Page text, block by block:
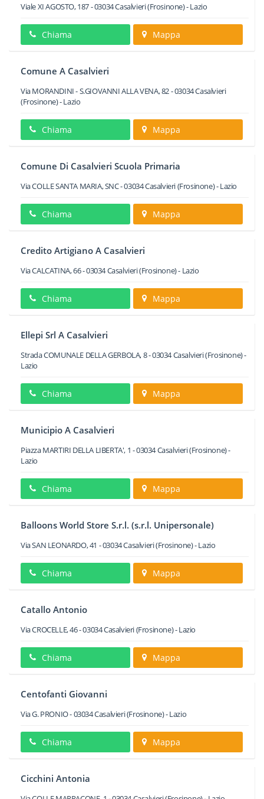
Viale XI AGOSTO, 187-03034Casalvieri(Frosinone) -Lazio
Chiama Mappa
Comune A Casalvieri
Via MORANDINI - S.GIOVANNI ALLA VENA, 82-03034Casalvieri
(Frosinone) -Lazio
Chiama Mappa
Comune Di Casalvieri Scuola Primaria
Via COLLE SANTA MARIA, SNC-03034Casalvieri(Frosinone) -Lazio
Chiama Mappa
Credito Artigiano A Casalvieri
Via CALCATINA, 66-03034Casalvieri(Frosinone) - Lazio
Chiama Mappa
Ellepi Srl A Casalvieri
Strada COMUNALE DELLA GERBOLA, 8-03034Casalvieri(Frosinone) -
Lazio
Chiama Mappa
Municipio A Casalvieri
Piazza MARTIRI DELLA LIBERTA', 1 -03034Casalvieri(Frosinone) -
Lazio
Chiama Mappa
Balloons World Store S.r.l. (s.r.l. Unipersonale)
Via SAN LEONARDO, 41 -03034Casalvieri(Frosinone) -Lazio
Chiama Mappa
Catallo Antonio
Via CROCELLE, 46-03034Casalvieri(Frosinone) -Lazio
Chiama Mappa
Centofanti Giovanni
Via G. PRONIO-03034Casalvieri(Frosinone) -Lazio
Chiama Mappa
Cicchini Antonia